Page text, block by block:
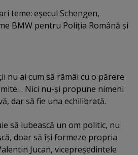
teme: eşecul Schengen,
BMW pentru Poliţia Română şi
nu ai cum să rămâi cu o părere
Nici nu-şi propune nimeni
dar să fie una echilibrată.
să iubească un om politic, nu
doar să îşi formeze propria
Jucan, vicepreşedintele